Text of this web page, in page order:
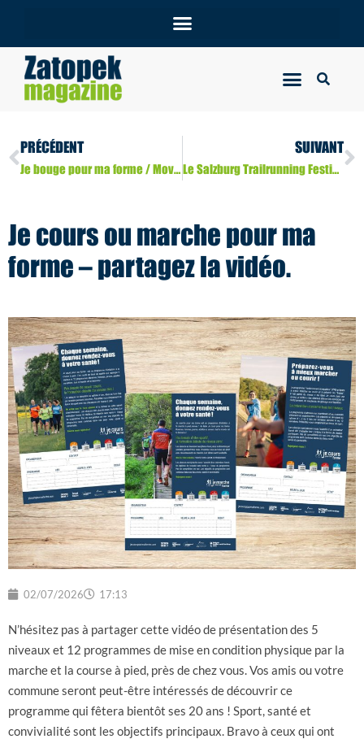
PRÉCÉDENT
Je bouge pour ma forme / Move Up à Bruxelles tout l’été
SUIVANT
Le Salzburg Trailrunning Festival entre dans le TTT !
Je cours ou marche pour ma
forme – partagez la vidéo.
02/07/2026 17:13
N’hésitez pas à partager cette vidéo de présentation des 5
niveaux et 12 programmes de mise en condition physique par la
marche et la course à pied, près de chez vous. Vos amis ou votre
commune seront peut-être intéressés de découvrir ce
programme qui fêtera bientôt ses 20 ans ! Sport, santé et
convivialité sont les objectifs principaux. Bravo à ceux qui ont